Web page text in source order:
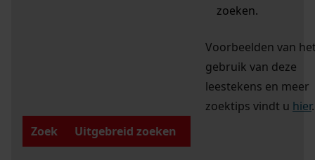
zoeken.
Voorbeelden van
gebruik van deze
leestekens en meer
zoektips vindt u hier.
Zoek
Uitgebreid zoeken